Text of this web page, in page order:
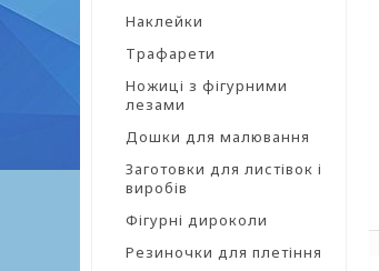
Наклейки
Трафарети
Ножиці з фігурними
лезами
Дошки для малювання
Заготовки для листівок і
виробів
Фігурні дироколи
Резиночки для плетіння